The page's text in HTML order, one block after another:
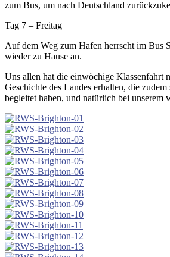
zum Bus, um nach Deutschland
Tag 7 – Freitag
Auf dem Weg zum Hafen herrscht im Bus
wieder zu Hause an.
Uns allen hat die einwöchige Klassenfahrt
Geschichte des Landes erhalten, die
begleitet haben, und natürlich bei unserem